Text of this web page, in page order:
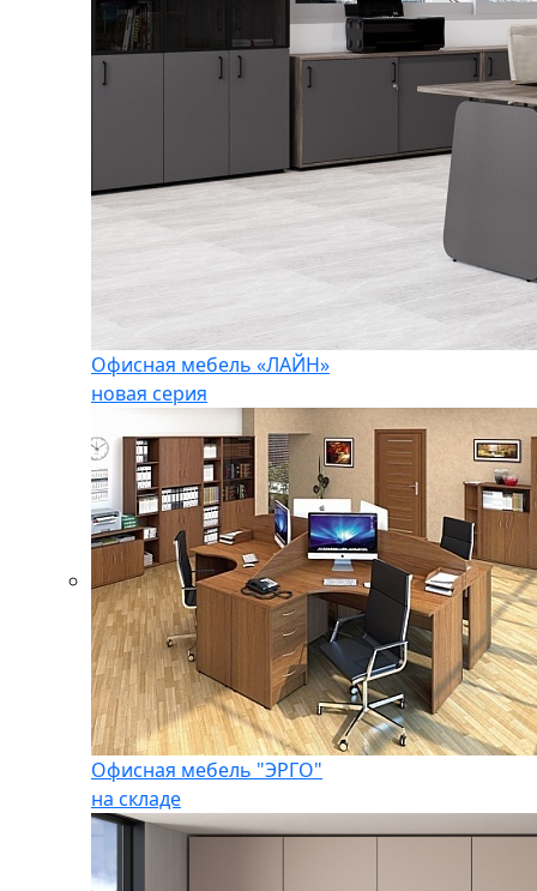
Офисная мебель «ЛАЙН»
новая серия
Офисная мебель "ЭРГО"
на складе